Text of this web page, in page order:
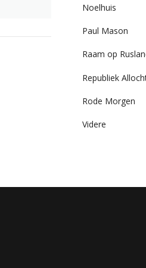
Noelhuis
Paul Mason
Raam op
Republiek
Rode Morgen
Videre